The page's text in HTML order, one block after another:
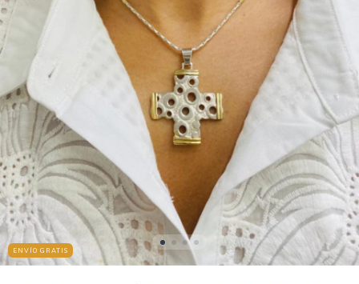
ENVÍO GRATIS